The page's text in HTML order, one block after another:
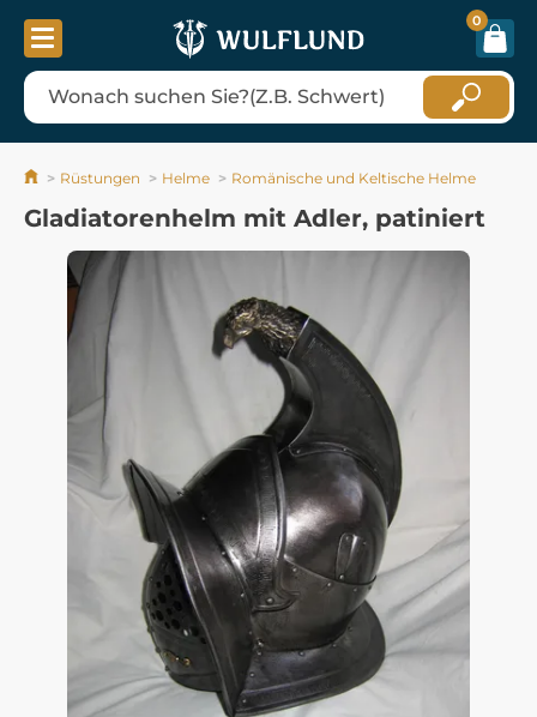
0
Rüstungen Helme Romänische und Keltische Helme
Gladiatorenhelm mit Adler, patiniert